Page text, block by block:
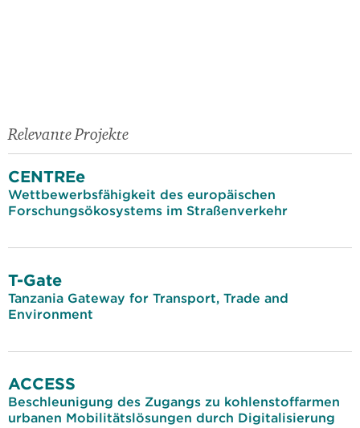
Relevante Projekte
CENTREe
Wettbewerbsfähigkeit des europäischen
Forschungsökosystems im Straßenverkehr
T-Gate
Tanzania Gateway for Transport, Trade and
Environment
ACCESS
Beschleunigung des Zugangs zu kohlenstoffarmen
urbanen Mobilitätslösungen durch Digitalisierung